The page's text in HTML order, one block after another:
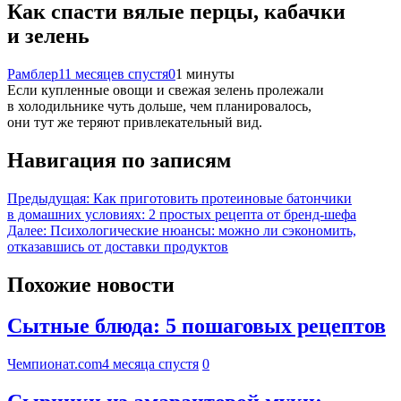
Как спасти вялые перцы, кабачки
и зелень
Рамблер11 месяцев спустя01 минуты
Если купленные овощи и свежая зелень пролежали
в холодильнике чуть дольше, чем планировалось,
они тут же теряют привлекательный вид.
Навигация по записям
Предыдущая: Как приготовить протеиновые батончики
в домашних условиях: 2 простых рецепта от бренд-шефа
Далее: Психологические нюансы: можно ли сэкономить,
отказавшись от доставки продуктов
Похожие новости
Сытные блюда: 5 пошаговых рецептов
Чемпионат.com4 месяца спустя 0